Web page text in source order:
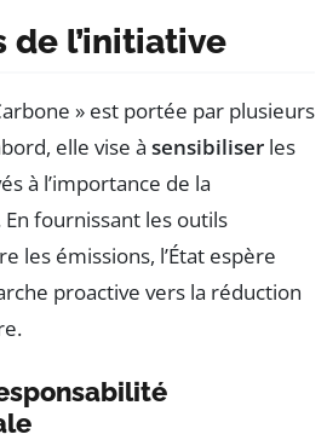
de l’initiative
» est portée par plusieurs
elle vise à sensibiliser les
à l’importance de la
fournissant les outils
les émissions, l’État espère
proactive vers la réduction